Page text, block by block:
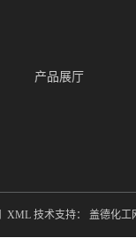
产品展厅
XML 技术支持： 盖德化工